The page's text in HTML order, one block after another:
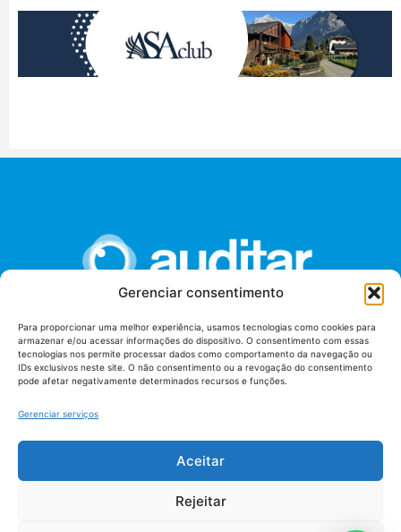
Gerenciar consentimento
Para proporcionar uma melhor experiência, usamos tecnologias como cookies para
armazenar e/ou acessar informações do dispositivo. O consentimento com essas
tecnologias nos permite processar dados como comportamento da navegação ou
IDs exclusivos neste site. O não consentimento ou a revogação do consentimento
pode afetar negativamente determinados recursos e funções.
Gerenciar serviços
Aceitar
Rejeitar
União dos Auditores Federais de Controle Externo -
AUDITAR
Setor de Administração Federal Sul (SAF/Sul), Qd. 04, Lt. 01
Tribunal de Contas da União (TCU), Subsolo, Sala S04
Telefone: (61)3527-7292
Termos de uso